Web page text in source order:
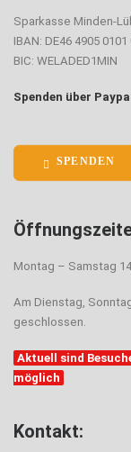
Sparkasse Minden-
IBAN: DE46 4905
BIC: WELADED1MIN
Spenden über
SPENDEN
Montag – Samstag
Am Dienstag,
geschlossen.
Aktuell sind
möglich
Kontakt: